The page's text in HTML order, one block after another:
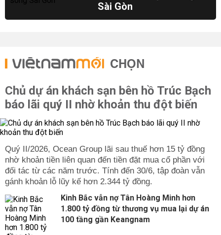
Sài Gòn
CHỌN
Chủ dự án khách sạn bên hồ Trúc Bạch
báo lãi quý II nhờ khoản thu đột biến
Quý II/2026, Ocean Group lãi sau thuế hơn 15 tỷ đồng
nhờ khoản tiền liên quan đến tiền đặt mua cổ phần với
đối tác từ các năm trước. Tính đến 30/6, tập đoàn vẫn
gánh khoản lỗ lũy kế hơn 2.344 tỷ đồng.
Kinh Bắc vẫn nợ Tân Hoàng Minh hơn
1.800 tỷ đồng từ thương vụ mua lại dự án
100 tầng gần Keangnam